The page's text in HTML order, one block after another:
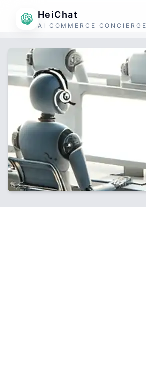
HeiChat
AI COMMERCE CONCIERGE